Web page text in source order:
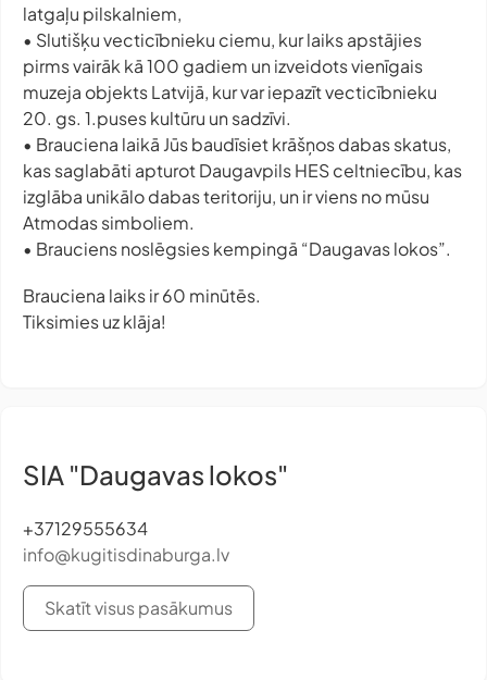
latgaļu pilskalniem,
• Slutišķu vecticībnieku ciemu, kur laiks apstājies
pirms vairāk kā 100 gadiem un izveidots vienīgais
muzeja objekts Latvijā, kur var iepazīt vecticībnieku
20. gs. 1.puses kultūru un sadzīvi.
• Brauciena laikā Jūs baudīsiet krāšņos dabas skatus,
kas saglabāti apturot Daugavpils HES celtniecību, kas
izglāba unikālo dabas teritoriju, un ir viens no mūsu
Atmodas simboliem.
• Brauciens noslēgsies kempingā “Daugavas lokos”.
Brauciena laiks ir 60 minūtēs.
Tiksimies uz klāja!
SIA "Daugavas lokos"
+37129555634
info@kugitisdinaburga.lv
Skatīt visus pasākumus